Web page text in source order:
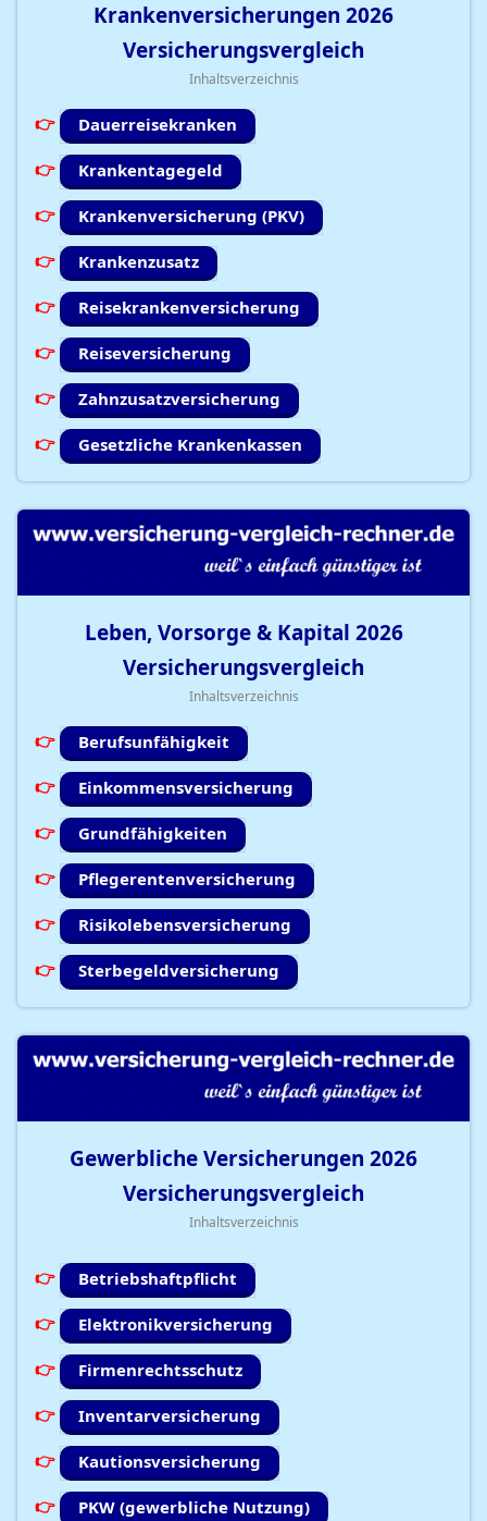
Krankenversicherungen 2026
Versicherungsvergleich
Inhaltsverzeichnis
Dauerreisekranken
Krankentagegeld
Krankenversicherung (PKV)
Krankenzusatz
Reisekrankenversicherung
Reiseversicherung
Zahnzusatzversicherung
Gesetzliche Krankenkassen
Leben, Vorsorge & Kapital 2026
Versicherungsvergleich
Inhaltsverzeichnis
Berufsunfähigkeit
Einkommensversicherung
Grundfähigkeiten
Pflegerentenversicherung
Risikolebensversicherung
Sterbegeldversicherung
Gewerbliche Versicherungen 2026
Versicherungsvergleich
Inhaltsverzeichnis
Betriebshaftpflicht
Elektronikversicherung
Firmenrechtsschutz
Inventarversicherung
Kautionsversicherung
PKW (gewerbliche Nutzung)